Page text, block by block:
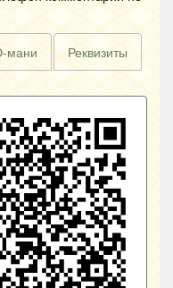
мани Реквизиты